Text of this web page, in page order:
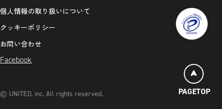
PAGETOP
個人情報の取り扱いについて
クッキーポリシー
お問い合わせ
Facebook
© UNITED, inc. All rights reserved.